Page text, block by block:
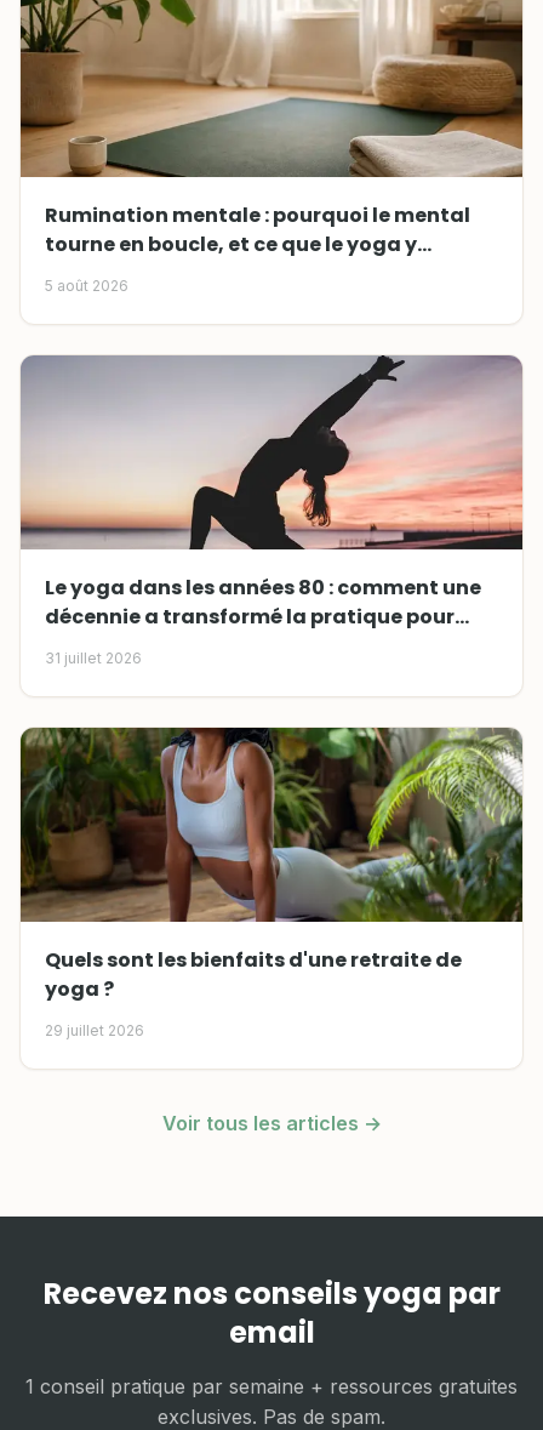
Rumination mentale : pourquoi le mental
tourne en boucle, et ce que le yoga y
change
5 août 2026
Le yoga dans les années 80 : comment une
décennie a transformé la pratique pour
toujours
31 juillet 2026
Quels sont les bienfaits d'une retraite de
yoga ?
29 juillet 2026
Voir tous les articles →
Recevez nos conseils yoga par
email
1 conseil pratique par semaine + ressources gratuites
exclusives. Pas de spam.